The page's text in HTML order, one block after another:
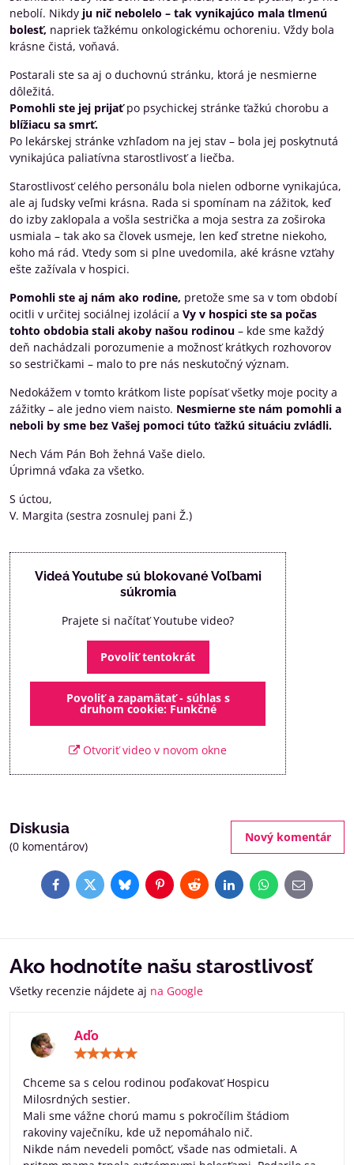
nebolí. Nikdy ju nič nebolelo – tak vynikajúco mala tlmenú
bolesť, napriek ťažkému onkologickému ochoreniu. Vždy bola
krásne čistá, voňavá.
Postarali ste sa aj o duchovnú stránku, ktorá je nesmierne
dôležitá.
Pomohli ste jej prijaťpo psychickej stránke ťažkú chorobu a
blížiacu sa smrť.
Po lekárskej stránke vzhľadom na jej stav – bola jej poskytnutá
vynikajúca paliatívna starostlivosť a liečba.
Starostlivosť celého personálu bola nielen odborne vynikajúca,
ale aj ľudsky veľmi krásna. Rada si spomínam na zážitok, keď
do izby zaklopala a vošla sestrička a moja sestra za zoširoka
usmiala – tak ako sa človek usmeje, len keď stretne niekoho,
koho má rád. Vtedy som si plne uvedomila, aké krásne vzťahy
ešte zažívala v hospici.
Pomohli ste aj nám ako rodine, pretože sme sa v tom období
ocitli v určitej sociálnej izolácií a Vy v hospici ste sa počas
tohto obdobia stali akoby našou rodinou – kde sme každý
deň nachádzali porozumenie a možnosť krátkych rozhovorov
so sestričkami – malo to pre nás neskutočný význam.
Nedokážem v tomto krátkom liste popísať všetky moje pocity a
zážitky – ale jedno viem naisto. Nesmierne ste nám pomohli a
neboli by sme bez Vašej pomoci túto ťažkú situáciu zvládli.
Nech Vám Pán Boh žehná Vaše dielo.
Úprimná vďaka za všetko.
S úctou,
V. Margita (sestra zosnulej pani Ž.)
Videá Youtube sú blokované Voľbami
súkromia
Prajete si načítať Youtube video?
Povoliť tentokrát
Povoliť a zapamätať - súhlas s
druhom cookie: Funkčné
Otvoriť video v novom okne
Diskusia
(0 komentárov)
Nový komentár
FacebookTwitterBlueskyPinterestRedditLinkedInWhatsApp
E-
mail
Ako hodnotíte našu starostlivosť
Všetky recenzie nájdete aj na Google
Aďo
5
Chceme sa s celou rodinou poďakovať Hospicu
Milosrdných sestier.
Mali sme vážne chorú mamu s pokročílim štádiom
rakoviny vaječníku, kde už nepomáhalo nič.
Nikde nám nevedeli pomôcť, všade nas odmietali. A